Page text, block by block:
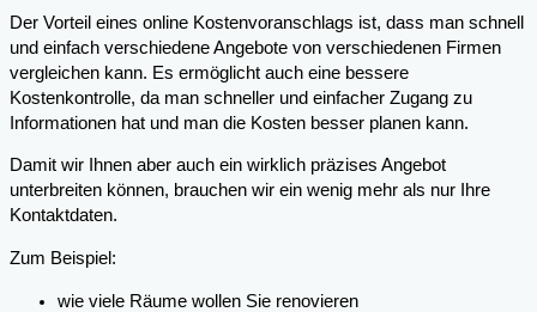
Der Vorteil eines online Kostenvoranschlags ist, dass man schnell
und einfach verschiedene Angebote von verschiedenen Firmen
vergleichen kann. Es ermöglicht auch eine bessere
Kostenkontrolle, da man schneller und einfacher Zugang zu
Informationen hat und man die Kosten besser planen kann.
Damit wir Ihnen aber auch ein wirklich präzises Angebot
unterbreiten können, brauchen wir ein wenig mehr als nur Ihre
Kontaktdaten.
Zum Beispiel:
wie viele Räume wollen Sie renovieren